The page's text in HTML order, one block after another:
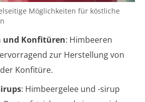
Möglichkeiten für köstliche
und Konfitüren: Himbeeren
zur Herstellung von
Konfitüre.
: Himbeergelee und -sirup